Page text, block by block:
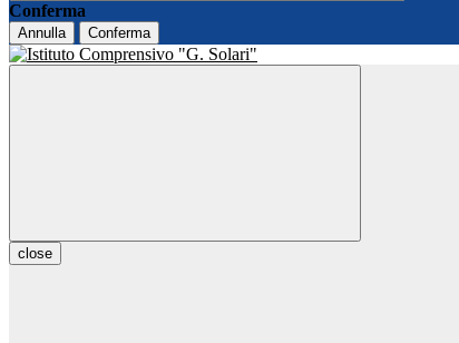
Conferma
Annulla Conferma
close